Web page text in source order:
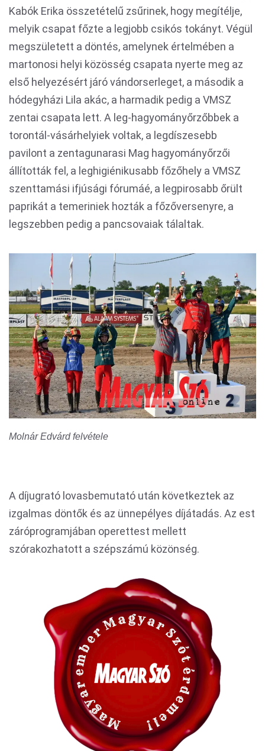
Kabók Erika összetételű zsűrinek, hogy megítélje,
melyik csapat főzte a legjobb csikós tokányt. Végül
megszületett a döntés, amelynek értelmében a
martonosi helyi közösség csapata nyerte meg az
első helyezésért járó vándorserleget, a második a
hódegyházi Lila akác, a harmadik pedig a VMSZ
zentai csapata lett. A leg-hagyományőrzőbbek a
torontál-vásárhelyiek voltak, a legdíszesebb
pavilont a zentagunarasi Mag hagyományőrzői
állították fel, a leghigiénikusabb főzőhely a VMSZ
szenttamási ifjúsági fórumáé, a legpirosabb őrült
paprikát a temeriniek hozták a főzőversenyre, a
legszebben pedig a pancsovaiak tálaltak.
Molnár Edvárd felvétele
A díjugrató lovasbemutató után következtek az
izgalmas döntők és az ünnepélyes díjátadás. Az est
záróprogramjában operettest mellett
szórakozhatott a szépszámú közönség.